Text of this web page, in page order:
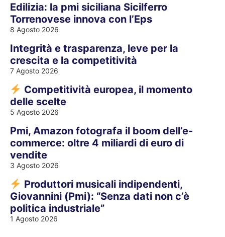
Edilizia: la pmi siciliana Sicilferro
Torrenovese innova con l’Eps
8 Agosto 2026
Integrità e trasparenza, leve per la
crescita e la competitività
7 Agosto 2026
Competitività europea, il momento
delle scelte
5 Agosto 2026
Pmi, Amazon fotografa il boom dell’e-
commerce: oltre 4 miliardi di euro di
vendite
3 Agosto 2026
Produttori musicali indipendenti,
Giovannini (Pmi): “Senza dati non c’è
politica industriale”
1 Agosto 2026